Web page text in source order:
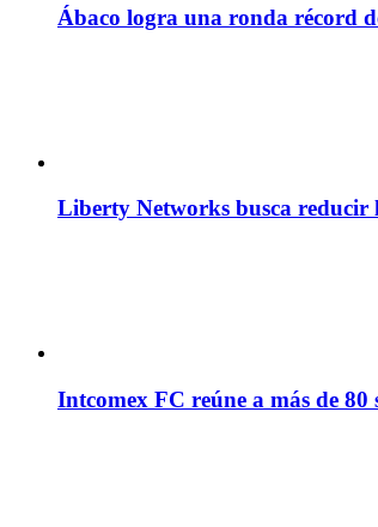
Ábaco logra una ronda récord
Liberty Networks busca reducir
Intcomex FC reúne a más de